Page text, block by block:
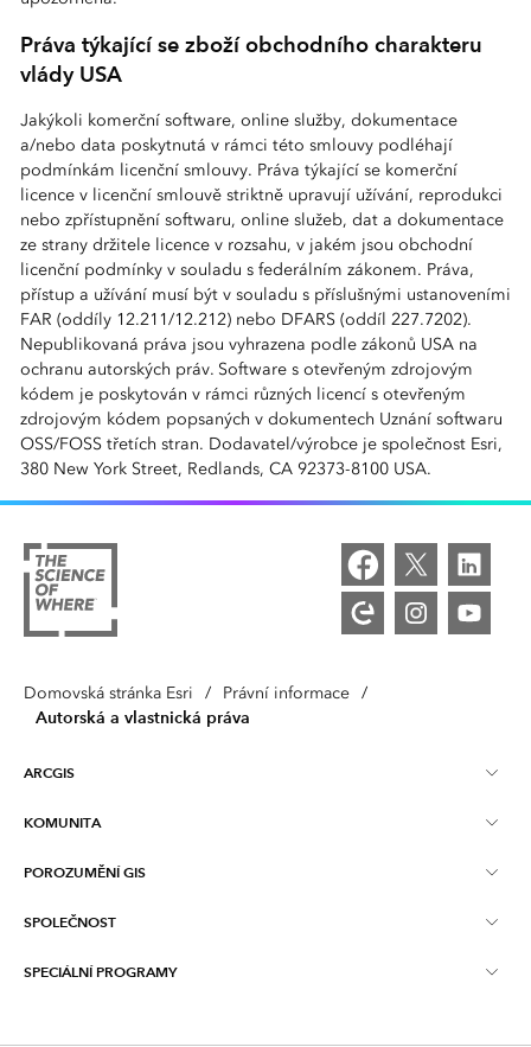
Práva týkající se zboží obchodního charakteru
vlády USA
Jakýkoli komerční software, online služby, dokumentace
a/nebo data poskytnutá v rámci této smlouvy podléhají
podmínkám licenční smlouvy. Práva týkající se komerční
licence v licenční smlouvě striktně upravují užívání, reprodukci
nebo zpřístupnění softwaru, online služeb, dat a dokumentace
ze strany držitele licence v rozsahu, v jakém jsou obchodní
licenční podmínky v souladu s federálním zákonem. Práva,
přístup a užívání musí být v souladu s příslušnými ustanoveními
FAR (oddíly 12.211/12.212) nebo DFARS (oddíl 227.7202).
Nepublikovaná práva jsou vyhrazena podle zákonů USA na
ochranu autorských práv. Software s otevřeným zdrojovým
kódem je poskytován v rámci různých licencí s otevřeným
zdrojovým kódem popsaných v dokumentech Uznání softwaru
OSS/FOSS třetích stran. Dodavatel/výrobce je společnost Esri,
380 New York Street, Redlands, CA 92373-8100 USA.
Domovská stránka Esri / Právní informace /
Autorská a vlastnická práva
ARCGIS
Přehled ArcGIS
KOMUNITA
Esri Community
POROZUMĚNÍ GIS
Co je to GIS?
SPOLEČNOST
O společnosti Esri
SPECIÁLNÍ PROGRAMY